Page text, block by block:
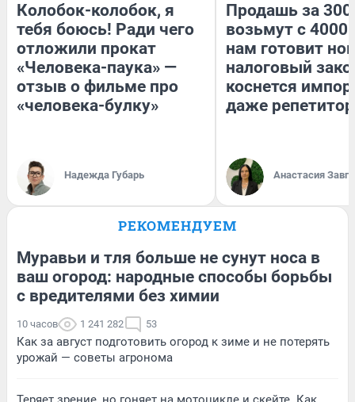
Колобок-колобок, я
тебя боюсь! Ради чего
отложили прокат
«Человека-паука» —
отзыв о фильме про
«человека-булку»
Надежда Губарь
Продашь за
возьмут с
нам готовит
налоговый
коснется
даже
Анастасия
РЕКОМЕНДУЕМ
Муравьи и тля больше не сунут носа в
ваш огород: народные способы борьбы
с вредителями без химии
10 часов 1 241 282 53
Как за август подготовить огород к зиме и не потерять
урожай — советы агронома